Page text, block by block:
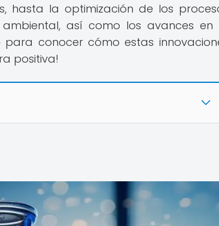
hasta la optimización de los
así como los avances en
para conocer cómo estas
positiva!